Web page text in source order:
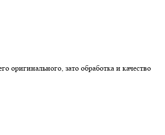
зато обработка и качество